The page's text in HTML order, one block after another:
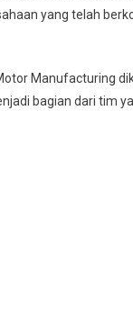
yang telah
Manufacturing
bagian dari tim